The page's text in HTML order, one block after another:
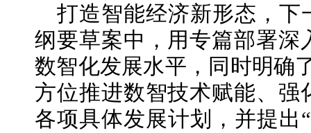
打造智能经济新形态，下
纲要草案中，用专篇部署深
数智化发展水平，同时明确
方位推进数智技术赋能、
各项具体发展计划，并提出